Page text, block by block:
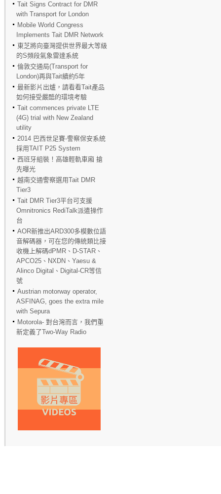
Tait Signs Contract for DMR
with Transport for London
Mobile World Congress
Implements Tait DMR Network
東芝將向臺灣提供世界最大等級
的S頻段氣象雷達系統
倫敦交通局(Transport for
London)再與Tait續約5年
最新影片出爐，請看看Tait產品
如何接受嚴酷的環境考驗
Tait commences private LTE
(4G) trial with New Zealand
utility
2014 巴西世足賽-警察保安系統
採用TAIT P25 System
西班牙組裝！高雄輕軌車廂 搶
先曝光
越南交通警察選用Tait DMR
Tier3
Tait DMR Tier3平台可支援
Omnitronics RediTalk派遣操作
台
AOR新推出ARD300多模數位語
音解碼器，可在您的傳統類比接
收機上解碼dPMR、D-STAR、
APCO25、NXDN、Yaesu &
Alinco Digital、Digital-CR等信
號
Austrian motorway operator,
ASFINAG, goes the extra mile
with Sepura
Motorola- 對台灣而言，我們重
新定義了Two-Way Radio